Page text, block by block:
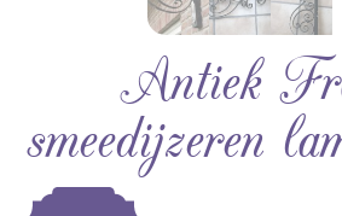
Antiek
smeedijzeren